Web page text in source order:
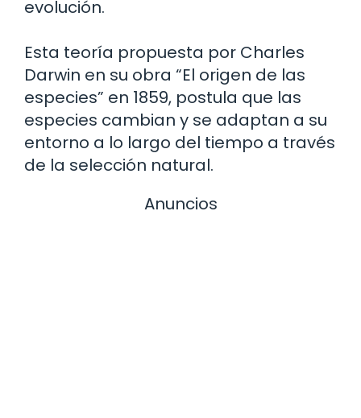
evolución.
Esta teoría propuesta por Charles
Darwin en su obra “El origen de las
especies” en 1859, postula que las
especies cambian y se adaptan a su
entorno a lo largo del tiempo a través
de la selección natural.
Anuncios